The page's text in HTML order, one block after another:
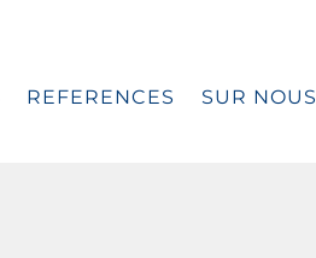
REFERENCES SUR NOUS